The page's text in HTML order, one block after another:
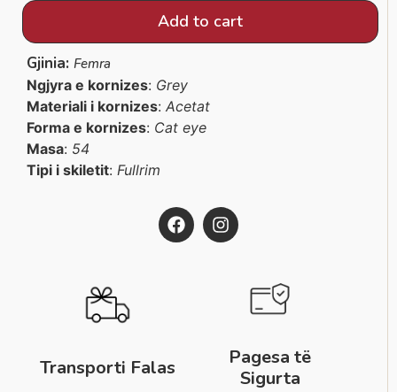
Add to cart
Gjinia: Femra
Ngjyra e kornizes: Grey
Materiali i kornizes: Acetat
Forma e kornizes: Cat eye
Masa: 54
Tipi i skiletit: Fullrim
Transporti Falas
Pagesa të
Sigurta